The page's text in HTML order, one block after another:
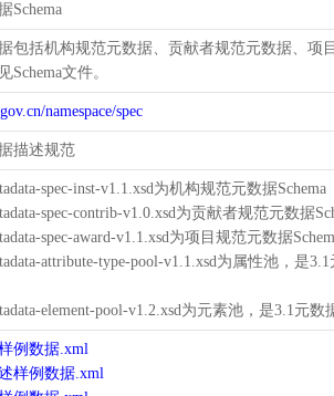
Schema
包括机构规范元数据、贡献者规范元数据、项
Schema文件。
namespace/spec
描述规范
spec-inst-v1.1.xsd为机构规范元数据Schema
spec-contrib-v1.0.xsd为贡献者规范元数据
spec-award-v1.1.xsd为项目规范元数据
attribute-type-pool-v1.1.xsd为属性池，是
element-pool-v1.2.xsd为元素池，是3.1元
例数据.xml
样例数据.xml